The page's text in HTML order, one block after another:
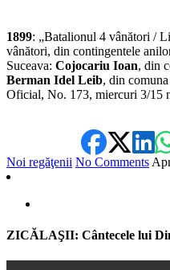
1899: „Batalionul 4 vânători /
vânători, din contingentele
Suceava: Cojocariu Ioan, din
Berman Idel Leib, din comuna
Oficial, No. 173, miercuri 3/15
Noi regăţenii No Comments
ZICĂLAŞII: Cântecele lui